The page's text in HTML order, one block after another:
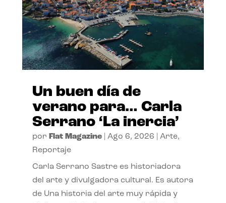
Un buen día de
verano para… Carla
Serrano ‘La inercia’
por Flat Magazine| Ago 6, 2026 Arte,
Reportaje
Carla Serrano Sastre es historiadora
del arte y divulgadora cultural. Es autora
de Una historia del arte muy rápida y